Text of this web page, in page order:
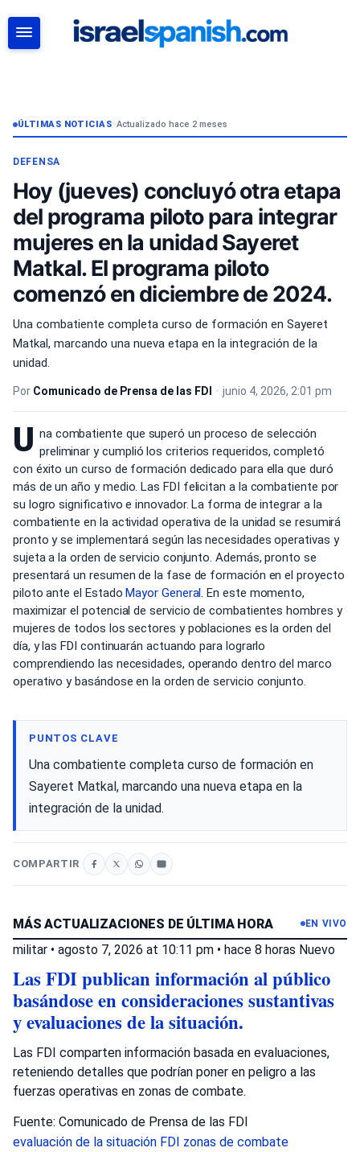
ÚLTIMAS NOTICIAS• Actualizado hace 2 meses
DEFENSA
Hoy (jueves) concluyó otra etapa
del programa piloto para integrar
mujeres en la unidad Sayeret
Matkal. El programa piloto
comenzó en diciembre de 2024.
Una combatiente completa curso de formación en Sayeret
Matkal, marcando una nueva etapa en la integración de la
unidad.
Por Comunicado de Prensa de las FDI • junio 4, 2026, 2:01 pm
U na combatiente que superó un proceso de selección
preliminar y cumplió los criterios requeridos, completó
con éxito un curso de formación dedicado para ella que duró
más de un año y medio. Las FDI felicitan a la combatiente por
su logro significativo e innovador. La forma de integrar a la
combatiente en la actividad operativa de la unidad se resumirá
pronto y se implementará según las necesidades operativas y
sujeta a la orden de servicio conjunto. Además, pronto se
presentará un resumen de la fase de formación en el proyecto
piloto ante el EstadoMayor General. En este momento,
maximizar el potencial de servicio de combatientes hombres y
mujeres de todos los sectores y poblaciones es la orden del
día, y las FDI continuarán actuando para lograrlo
comprendiendo las necesidades, operando dentro del marco
operativo y basándose en la orden de servicio conjunto.
PUNTOS CLAVE
Una combatiente completa curso de formación en
Sayeret Matkal, marcando una nueva etapa en la
integración de la unidad.
COMPARTIR
MÁS ACTUALIZACIONES DE ÚLTIMA HORA EN VIVO
militar • agosto 7, 2026 at 10:11 pm • hace 8 horas Nuevo
Las FDI publican información al público
basándose en consideraciones sustantivas
y evaluaciones de la situación.
Las FDI comparten información basada en evaluaciones,
reteniendo detalles que podrían poner en peligro a las
fuerzas operativas en zonas de combate.
Fuente: Comunicado de Prensa de las FDI
evaluación de la situación FDI zonas de combate